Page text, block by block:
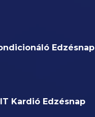
Edzésnap
Kardió Edzésnap